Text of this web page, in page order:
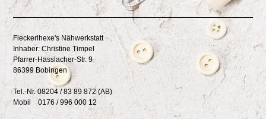
Fleckerlhexe's Nähwerkstatt
Inhaber: Christine Timpel
Pfarrer-Hasslacher-Str. 9
86399 Bobingen
Tel.-Nr. 08204 / 83 89 872 (AB)
Mobil 0176 / 996 000 12